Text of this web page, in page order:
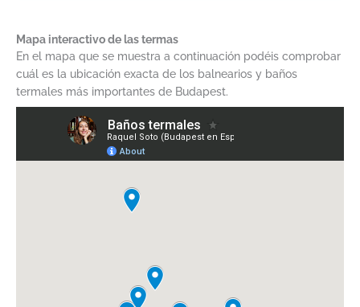
Mapa interactivo de las termas
En el mapa que se muestra a continuación podéis comprobar
cuál es la ubicación exacta de los balnearios y baños
termales más importantes de Budapest.